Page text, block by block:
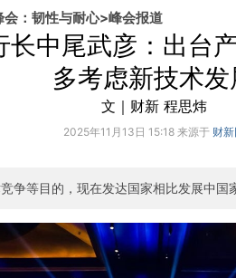
：韧性与耐心>峰会报道
长中尾武彦：出台
多考虑新技术发
文｜财新 程思炜
2025年11月13日 15:18 来源于 财新
争等目的，现在发达国家相比发展中国